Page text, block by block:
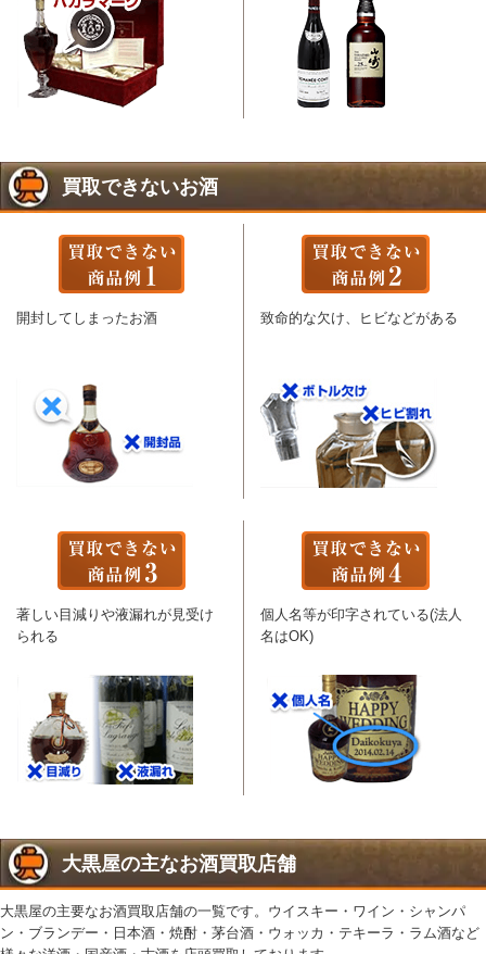
買取できないお酒
開封してしまったお酒 致命的な欠け、ヒビなどがある
著しい目減りや液漏れが見受け
られる
個人名等が印字されている(法人
名はOK)
大黒屋の主なお酒買取店舗
大黒屋の主要なお酒買取店舗の一覧です。ウイスキー・ワイン・シャンパ
ン・ブランデー・日本酒・焼酎・茅台酒・ウォッカ・テキーラ・ラム酒など